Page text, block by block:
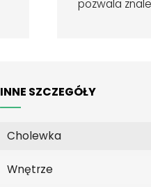
pozwala
INNE SZCZEGÓŁY
Cholewka
Wnętrze